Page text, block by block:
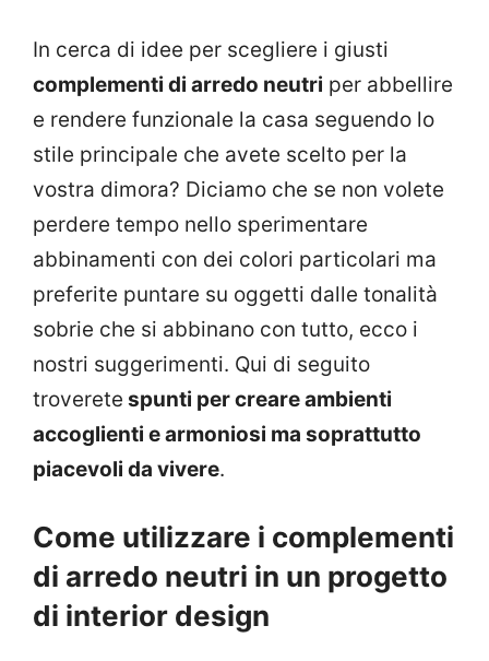
In cerca di idee per scegliere i giusti
complementi di arredo neutri per abbellire
e rendere funzionale la casa seguendo lo
stile principale che avete scelto per la
vostra dimora? Diciamo che se non volete
perdere tempo nello sperimentare
abbinamenti con dei colori particolari ma
preferite puntare su oggetti dalle tonalità
sobrie che si abbinano con tutto, ecco i
nostri suggerimenti. Qui di seguito
troverete spunti per creare ambienti
accoglienti e armoniosi ma soprattutto
piacevoli da vivere.
Come utilizzare i complementi
di arredo neutri in un progetto
di interior design